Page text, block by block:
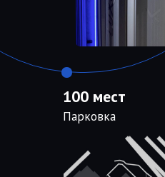
Парковка
100 мест